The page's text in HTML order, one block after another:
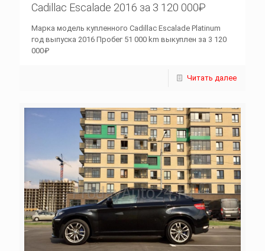
Cadillac Escalade 2016 за 3 120 000₽
Марка модель купленного Cadillac Escalade Platinum
год выпуска 2016 Пробег 51 000 km выкуплен за 3 120
000₽
Читать далее